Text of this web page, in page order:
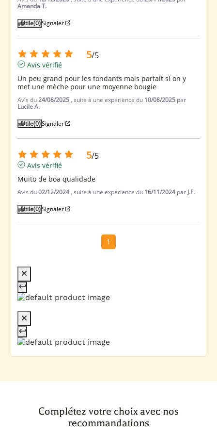
Amanda T.
Utile(0)Signaler
5/5
Avis vérifié
Un peu grand pour les fondants mais parfait si on y
met une mèche pour une moyenne bougie
Avis du24/08/2025 , suite à une expérience du 10/08/2025 par
Lucile A.
Utile(0)Signaler
5/5
Avis vérifié
Muito de boa qualidade
Avis du02/12/2024 , suite à une expérience du 16/11/2024 par J.F.
Utile(0)Signaler
1
Complétez votre choix avec nos
recommandations